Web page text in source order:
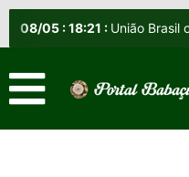
08/05 :18:21 : União Brasil oficializa candidatos e